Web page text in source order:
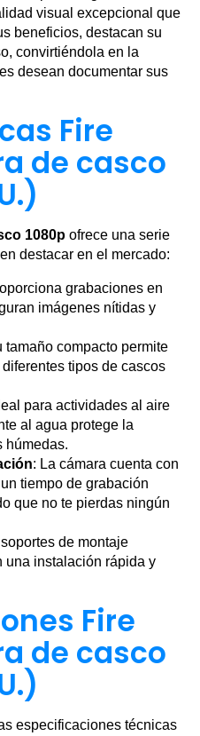
visual excepcional que
beneficios, destacan su
convirtiéndola en la
desean documentar sus
Fire
de casco
1080p ofrece una serie
destacar en el mercado:
grabaciones en
imágenes nítidas y
tamaño compacto permite
tipos de cascos
para actividades al aire
al agua protege la
húmedas.
: La cámara cuenta con
tiempo de grabación
que no te pierdas ningún
de montaje
una instalación rápida y
Fire
de casco
especificaciones técnicas